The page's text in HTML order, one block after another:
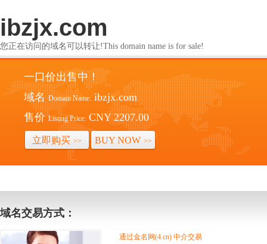
ibzjx.com
您正在访问的域名可以转让!This domain name is for sale!
一口价出售中！
域名 Domain Name: ibzjx.com
售价 Listing Price: CNY 2207.00
立即购买 >> BUY NOW >>
域名交易方式：
通过金名网(4.cn) 中介交易